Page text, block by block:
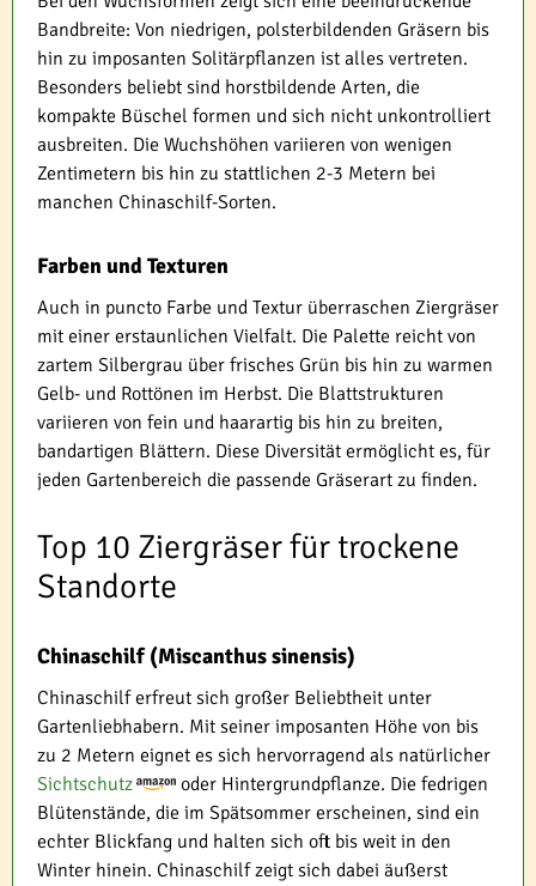
Bandbreite: Von niedrigen, polsterbildenden Gräsern bis
hin zu imposanten Solitärpflanzen ist alles vertreten.
Besonders beliebt sind horstbildende Arten, die
kompakte Büschel formen und sich nicht unkontrolliert
ausbreiten. Die Wuchshöhen variieren von wenigen
Zentimetern bis hin zu stattlichen 2-3 Metern bei
manchen Chinaschilf-Sorten.
Farben und Texturen
Auch in puncto Farbe und Textur überraschen Ziergräser
mit einer erstaunlichen Vielfalt. Die Palette reicht von
zartem Silbergrau über frisches Grün bis hin zu warmen
Gelb- und Rottönen im Herbst. Die Blattstrukturen
variieren von fein und haarartig bis hin zu breiten,
bandartigen Blättern. Diese Diversität ermöglicht es, für
jeden Gartenbereich die passende Gräserart zu finden.
Top 10 Ziergräser für trockene
Standorte
Chinaschilf (Miscanthus sinensis)
Chinaschilf erfreut sich großer Beliebtheit unter
Gartenliebhabern. Mit seiner imposanten Höhe von bis
zu 2 Metern eignet es sich hervorragend als natürlicher
Sichtschutz
oder Hintergrundpflanze. Die fedrigen
Blütenstände, die im Spätsommer erscheinen, sind ein
echter Blickfang und halten sich oft bis weit in den
Winter hinein. Chinaschilf zeigt sich dabei äußerst